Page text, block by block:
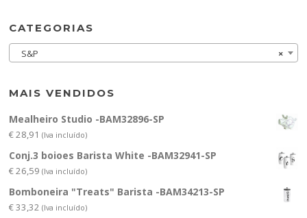
CATEGORIAS
×
S&P
MAIS VENDIDOS
Mealheiro Studio -BAM32896-SP
€28,91 (Iva incluído)
Conj.3 boioes Barista White -BAM32941-SP
€26,59 (Iva incluído)
Bomboneira "Treats" Barista -BAM34213-SP
€33,32 (Iva incluído)